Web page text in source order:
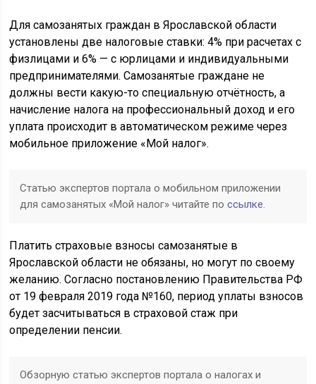
Для самозанятых граждан в Ярославской области
установлены две налоговые ставки: 4% при расчетах с
физлицами и 6% — с юрлицами и индивидуальными
предпринимателями. Самозанятые граждане не
должны вести какую-то специальную отчётность, а
начисление налога на профессиональный доход и его
уплата происходит в автоматическом режиме через
мобильное приложение «Мой налог».
Статью экспертов портала о мобильном приложении
для самозанятых «Мой налог» читайте поссылке.
Платить страховые взносы самозанятые в
Ярославской области не обязаны, но могут по своему
желанию. Согласно постановлению Правительства РФ
от 19 февраля 2019 года №160, период уплаты взносов
будет засчитываться в страховой стаж при
определении пенсии.
Обзорную статью экспертов портала о налогах и